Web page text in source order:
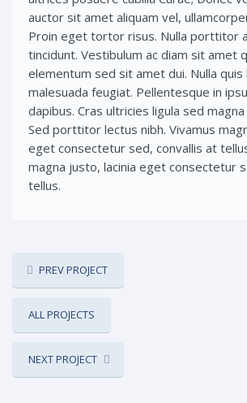
auctor sit amet aliquam vel,
Proin eget tortor risus. Nulla porttitor
tincidunt. Vestibulum ac diam sit amet
elementum sed sit amet dui. Nulla
malesuada feugiat. Pellentesque in
dapibus. Cras ultricies ligula sed
Sed porttitor lectus nibh. Vivamus
eget consectetur sed, convallis at
magna justo, lacinia eget consectetur
tellus.
PREV PROJECT
ALL PROJECTS
NEXT PROJECT